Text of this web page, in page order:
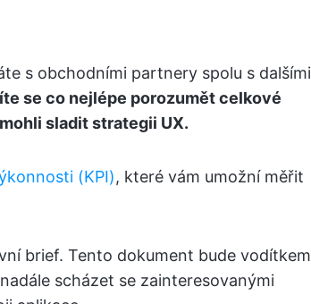
s obchodními partnery spolu s dalšími
se co nejlépe porozumět celkové
sladit strategii UX.
(KPI), které vám umožní měřit
brief. Tento dokument bude vodítkem
scházet se zainteresovanými